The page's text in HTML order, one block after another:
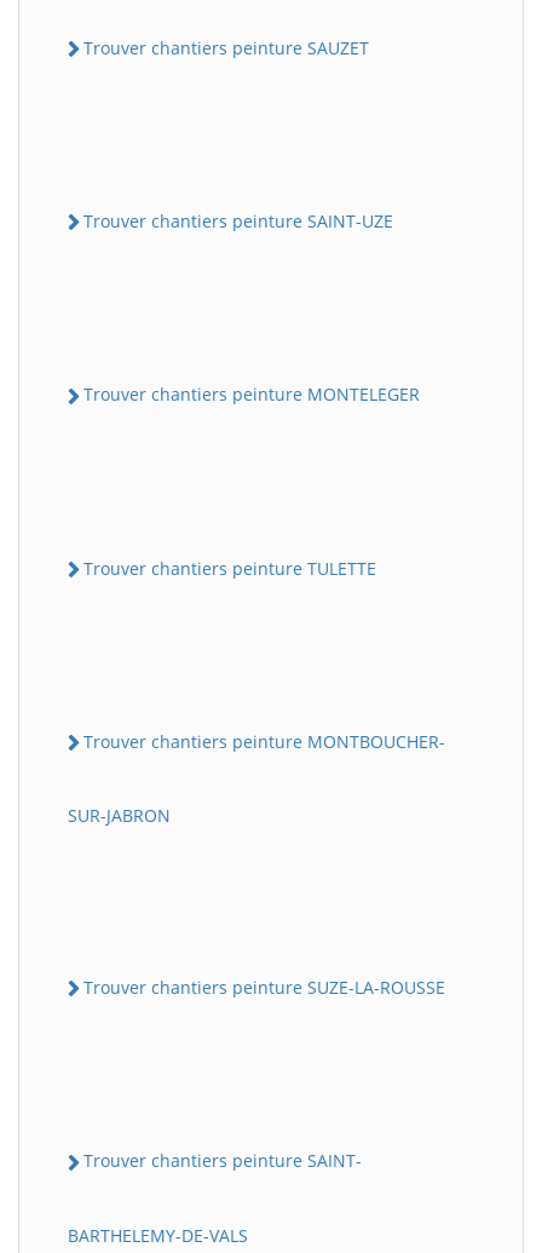
Trouver chantiers peinture SAUZET
Trouver chantiers peinture SAINT-UZE
Trouver chantiers peinture MONTELEGER
Trouver chantiers peinture TULETTE
Trouver chantiers peinture MONTBOUCHER-
SUR-JABRON
Trouver chantiers peinture SUZE-LA-ROUSSE
Trouver chantiers peinture SAINT-
BARTHELEMY-DE-VALS